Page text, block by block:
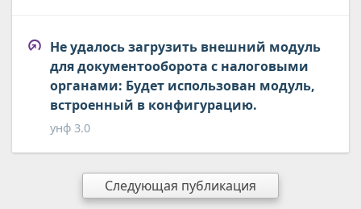
Не удалось загрузить внешний модуль
для документооборота с налоговыми
органами: Будет использован модуль,
встроенный в конфигурацию.
унф 3.0
Следующая публикация